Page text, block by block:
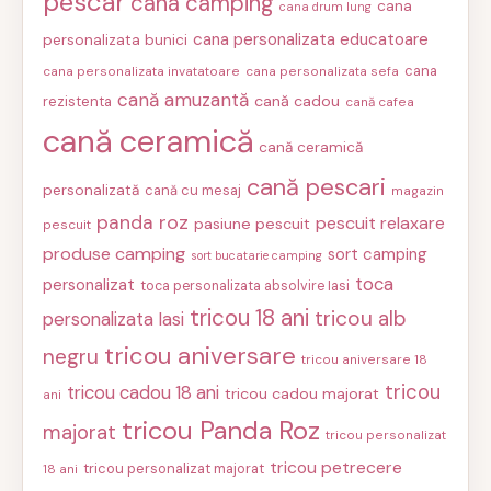
cana drum lung cana
personalizata bunici cana personalizata educatoare
cana personalizata invatatoare cana personalizata sefa cana
rezistenta cană amuzantă cană cadou cană cafea
cană ceramică cană ceramică
personalizată cană cu mesaj cană pescari magazin
pescuit panda roz pasiune pescuit pescuit relaxare
produse camping sort bucatarie camping sort camping
personalizat toca personalizata absolvire Iasi toca
personalizata Iasi tricou 18 ani tricou alb
negru tricou aniversare tricou aniversare 18
ani tricou cadou 18 ani tricou cadou majorat tricou
majorat tricou Panda Roz tricou personalizat
18 ani tricou personalizat majorat tricou petrecere